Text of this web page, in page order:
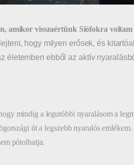
amikor visszaértünk Siófokra
hogy milyen erősek, és
életemben ebből az aktív
mindig a legutóbbi nyaralásom a
út a legszebb nyaralós
pótolhatja.